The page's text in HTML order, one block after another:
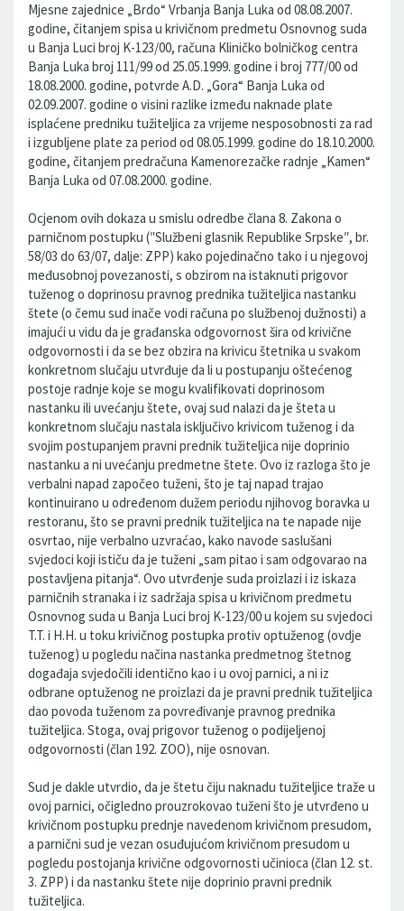
Mjesne zajednice „Brdo“ Vrbanja Banja Luka od 08.08.2007.
godine, čitanjem spisa u krivičnom predmetu Osnovnog suda
u Banja Luci broj K-123/00, računa Kliničko bolničkog centra
Banja Luka broj 111/99 od 25.05.1999. godine i broj 777/00 od
18.08.2000. godine, potvrde A.D. „Gora“ Banja Luka od
02.09.2007. godine o visini razlike između naknade plate
isplaćene predniku tužiteljica za vrijeme nesposobnosti za rad
i izgubljene plate za period od 08.05.1999. godine do 18.10.2000.
godine, čitanjem predračuna Kamenorezačke radnje „Kamen“
Banja Luka od 07.08.2000. godine.
Ocjenom ovih dokaza u smislu odredbe člana 8. Zakona o
parničnom postupku (″Službeni glasnik Republike Srpske″, br.
58/03 do 63/07, dalje: ZPP) kako pojedinačno tako i u njegovoj
međusobnoj povezanosti, s obzirom na istaknuti prigovor
tuženog o doprinosu pravnog prednika tužiteljica nastanku
štete (o čemu sud inače vodi računa po službenoj dužnosti) a
imajući u vidu da je građanska odgovornost šira od krivične
odgovornosti i da se bez obzira na krivicu štetnika u svakom
konkretnom slučaju utvrđuje da li u postupanju oštećenog
postoje radnje koje se mogu kvalifikovati doprinosom
nastanku ili uvećanju štete, ovaj sud nalazi da je šteta u
konkretnom slučaju nastala isključivo krivicom tuženog i da
svojim postupanjem pravni prednik tužiteljica nije doprinio
nastanku a ni uvećanju predmetne štete. Ovo iz razloga što je
verbalni napad započeo tuženi, što je taj napad trajao
kontinuirano u određenom dužem periodu njihovog boravka u
restoranu, što se pravni prednik tužiteljica na te napade nije
osvrtao, nije verbalno uzvraćao, kako navode saslušani
svjedoci koji ističu da je tuženi „sam pitao i sam odgovarao na
postavljena pitanja“. Ovo utvrđenje suda proizlazi i iz iskaza
parničnih stranaka i iz sadržaja spisa u krivičnom predmetu
Osnovnog suda u Banja Luci broj K-123/00 u kojem su svjedoci
T.T. i H.H. u toku krivičnog postupka protiv optuženog (ovdje
tuženog) u pogledu načina nastanka predmetnog štetnog
događaja svjedočili identično kao i u ovoj parnici, a ni iz
odbrane optuženog ne proizlazi da je pravni prednik tužiteljica
dao povoda tuženom za povređivanje pravnog prednika
tužiteljica. Stoga, ovaj prigovor tuženog o podijeljenoj
odgovornosti (član 192. ZOO), nije osnovan.
Sud je dakle utvrdio, da je štetu čiju naknadu tužiteljice traže u
ovoj parnici, očigledno prouzrokovao tuženi što je utvrđeno u
krivičnom postupku prednje navedenom krivičnom presudom,
a parnični sud je vezan osuđujućom krivičnom presudom u
pogledu postojanja krivične odgovornosti učinioca (član 12. st.
3. ZPP) i da nastanku štete nije doprinio pravni prednik
tužiteljica.